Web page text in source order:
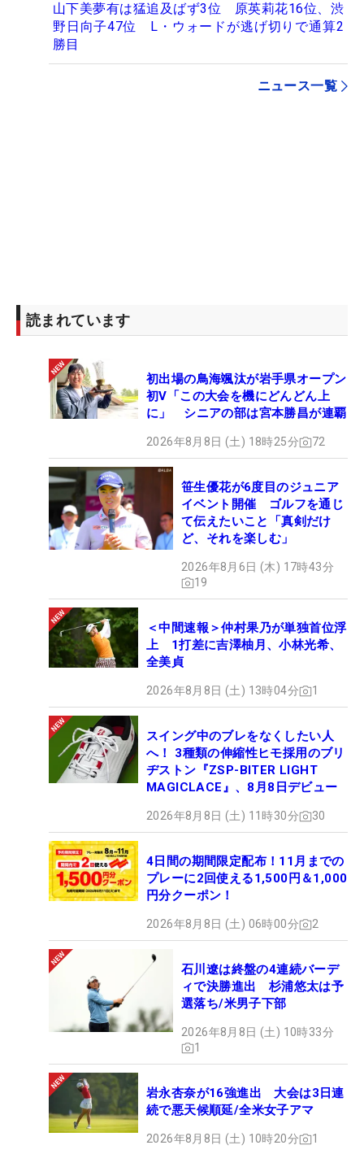
山下美夢有は猛追及ばず3位 原英莉花16位、渋
野日向子47位 L・ウォードが逃げ切りで通算2
勝目
ニュース一覧
読まれています
初出場の鳥海颯汰が岩手県オープン
初V「この大会を機にどんどん上
に」 シニアの部は宮本勝昌が連覇
2026年8月8日 (土) 18時25分 72
笹生優花が6度目のジュニア
イベント開催 ゴルフを通じ
て伝えたいこと「真剣だけ
ど、それを楽しむ」
2026年8月6日 (木) 17時43分
19
＜中間速報＞仲村果乃が単独首位浮
上 1打差に吉澤柚月、小林光希、
全美貞
2026年8月8日 (土) 13時04分 1
スイング中のブレをなくしたい人
へ！ 3種類の伸縮性ヒモ採用のブリ
ヂストン『ZSP-BITER LIGHT
MAGICLACE』、8月8日デビュー
2026年8月8日 (土) 11時30分 30
4日間の期間限定配布！11月までの
プレーに2回使える1,500円＆1,000
円分クーポン！
2026年8月8日 (土) 06時00分 2
石川遼は終盤の4連続バーデ
ィで決勝進出 杉浦悠太は予
選落ち/米男子下部
2026年8月8日 (土) 10時33分
1
岩永杏奈が16強進出 大会は3日連
続で悪天候順延/全米女子アマ
2026年8月8日 (土) 10時20分 1